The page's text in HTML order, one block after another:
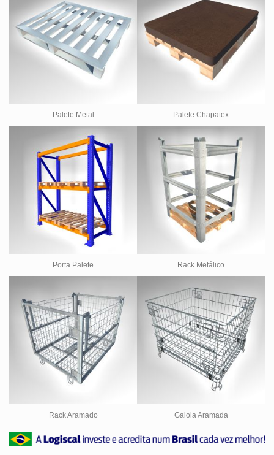
Palete Metal Palete Chapatex
Porta Palete Rack Metálico
Rack Aramado Gaiola Aramada